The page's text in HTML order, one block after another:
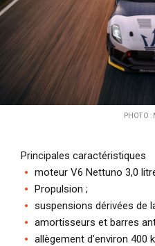
PHOTO :
Principales caractéristiques
moteur V6 Nettuno 3,0
Propulsion ;
suspensions dérivées de
amortisseurs et barres
allègement d'environ 400